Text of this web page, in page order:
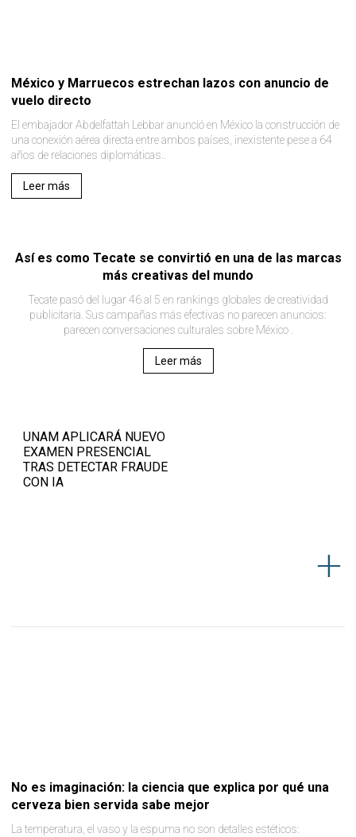
México y Marruecos estrechan lazos con anuncio de
vuelo directo
El embajador Abdelfattah Lebbar anunció en México la construcción de
una conexión aérea directa entre ambos países, inexistente pese a 64
años de relaciones diplomáticas..
Leer más
Así es como Tecate se convirtió en una de las marcas
más creativas del mundo
Tecate pasó del lugar 46 al 5 en rankings globales de creatividad
publicitaria. Sus campañas más efectivas no parecen anuncios:
parecen conversaciones culturales sobre México .
Leer más
UNAM APLICARÁ NUEVO
EXAMEN PRESENCIAL
TRAS DETECTAR FRAUDE
CON IA
No es imaginación: la ciencia que explica por qué una
cerveza bien servida sabe mejor
La temperatura, el vaso y la espuma no son detalles estéticos: